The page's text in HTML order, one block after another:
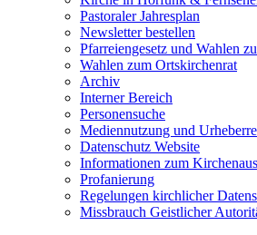
Pastoraler Jahresplan
Newsletter bestellen
Pfarreiengesetz und Wahlen
Wahlen zum Ortskirchenrat
Archiv
Interner Bereich
Personensuche
Mediennutzung und
Datenschutz Website
Informationen zum
Profanierung
Regelungen kirchlicher
Missbrauch Geistlicher